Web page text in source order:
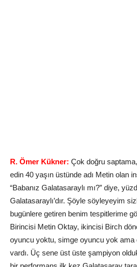
R. Ömer Kükner: Çok doğru
edin 40 yaşın üstünde adı Metin olan
“Babanız Galatasaraylı mı?” diye,
Galatasaraylı’dır. Şöyle söyleyeyim
bugünlere getiren benim tespitlerime
Birincisi Metin Oktay, ikincisi Birch
oyuncu yoktu, simge oyuncu yok ama
vardı. Üç sene üst üste şampiyon